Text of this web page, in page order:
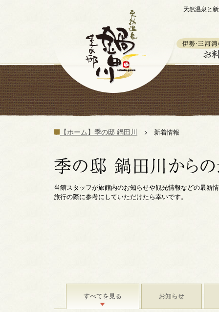
天然温泉と
【ホーム】季の邸 鍋田川 新着情報
当館スタッフが旅館内のお知らせや観光情報などの最新
旅行の際に参考にしていただけたら幸いです。
すべてを見る お知らせ